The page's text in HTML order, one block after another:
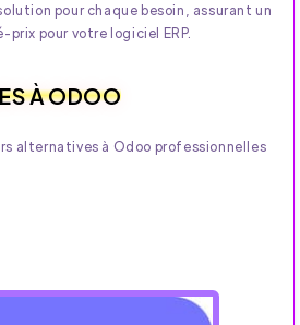
pour chaque besoin, assurant un
pour votre logiciel ERP.
À ODOO
alternatives à Odoo professionnelles